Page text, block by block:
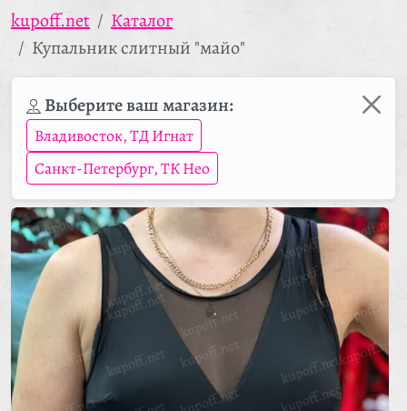
kupoff.net
Каталог
Купальник слитный "майо"
Выберите ваш магазин:
Владивосток, ТД Игнат
Санкт-Петербург, ТК Нео